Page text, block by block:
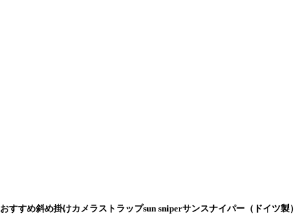
おすすめ斜め掛けカメラストラップsun sniperサンスナイパー（ドイツ製）